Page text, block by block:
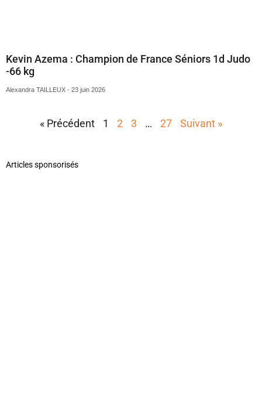
Kevin Azema : Champion de France Séniors 1d Judo
-66 kg
Alexandra TAILLEUX 23 juin 2026
« Précédent 1 2 3 … 27 Suivant »
Articles sponsorisés